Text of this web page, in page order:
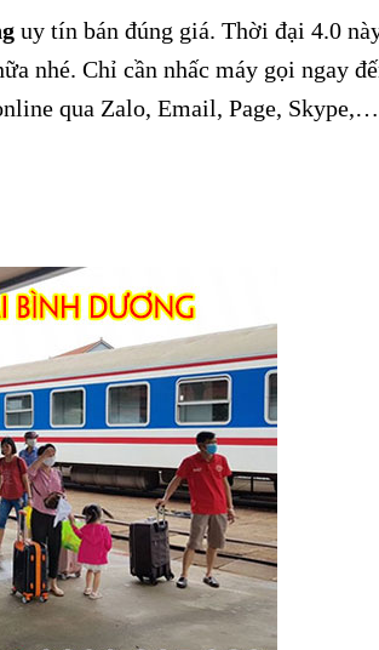
uy tín bán đúng giá. Thời đại 4.0
nhé. Chỉ cần nhấc máy gọi ngay
qua Zalo, Email, Page,